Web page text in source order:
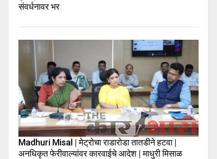
संवर्धनावर भर
Madhuri Misal | मेट्रोचा राडारोडा तातडीने हटवा |
अनधिकृत फेरीवाल्यांवर कारवाईचे आदेश | माधुरी मिसाळ